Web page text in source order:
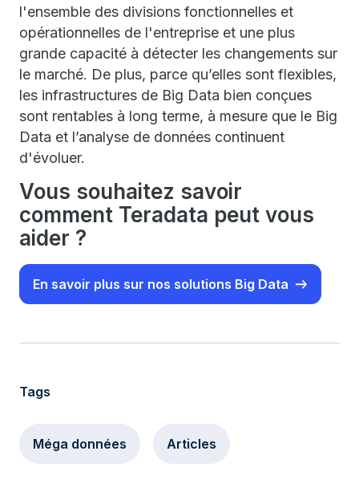
l'ensemble des divisions fonctionnelles et
opérationnelles de l'entreprise et une plus
grande capacité à détecter les changements sur
le marché. De plus, parce qu’elles sont flexibles,
les infrastructures de Big Data bien conçues
sont rentables à long terme, à mesure que le Big
Data et l’analyse de données continuent
d'évoluer.
Vous souhaitez savoir
comment Teradata peut vous
aider ?
En savoir plus sur nos solutions Big Data
Tags
Méga données Articles